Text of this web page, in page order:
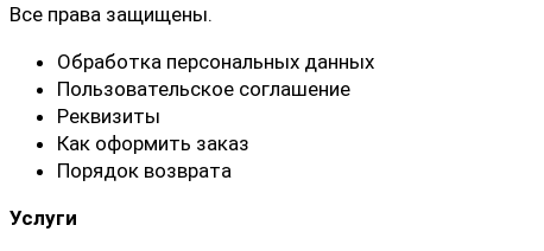
Все права защищены.
Обработка персональных данных
Пользовательское соглашение
Реквизиты
Как оформить заказ
Порядок возврата
Услуги